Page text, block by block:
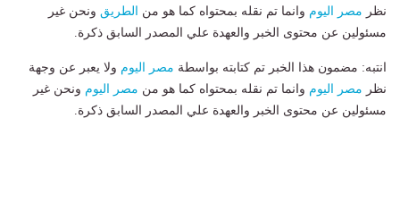
نظر مصر اليوم وانما تم نقله بمحتواه كما هو من الطريق ونحن غير
مسئولين عن محتوى الخبر والعهدة علي المصدر السابق ذكرة.
انتبه: مضمون هذا الخبر تم كتابته بواسطة مصر اليوم ولا يعبر عن وجهة
نظر مصر اليوم وانما تم نقله بمحتواه كما هو من مصر اليوم ونحن غير
مسئولين عن محتوى الخبر والعهدة علي المصدر السابق ذكرة.